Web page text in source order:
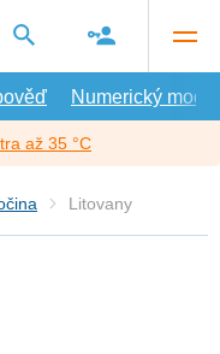
Numerický model
až 35 °C
Litovany